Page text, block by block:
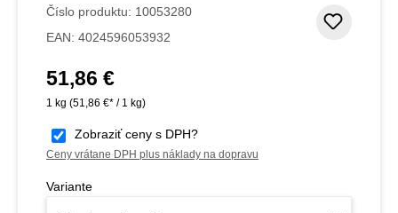
Číslo produktu: 10053280
EAN: 4024596053932
Bežná cena:
51,86 €
1 kg (51,86 €* / 1 kg)
Zobraziť ceny s DPH?
Ceny vrátane DPH plus náklady na dopravu
Variante